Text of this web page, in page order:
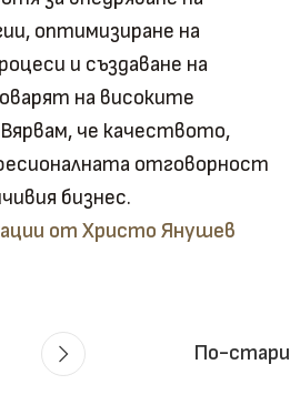
оптимизиране на
и създаване на
на високите
Вярвам, че качеството,
отговорност
бизнес.
от Христо Янушев
По-стари